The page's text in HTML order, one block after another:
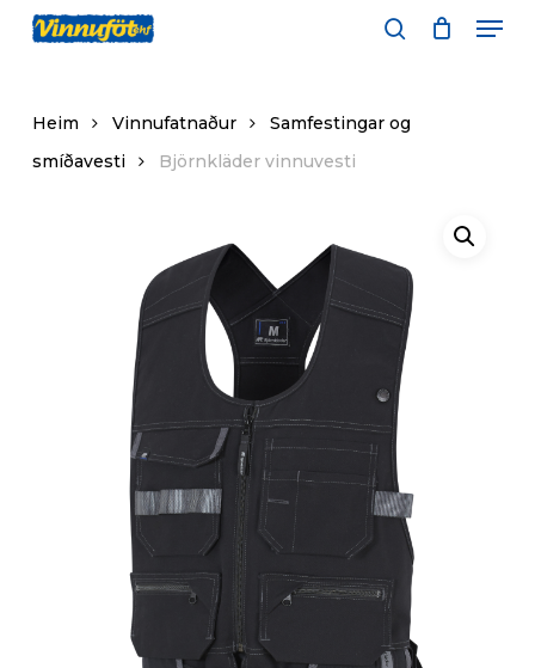
Skip
Heim Vinnufatnaður
Samfestingar og
smíðavesti
Björnkläder vinnuvesti